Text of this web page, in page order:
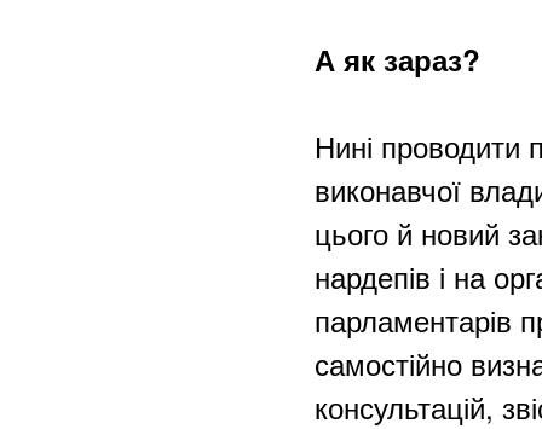
А як зараз?
Нині проводити
виконавчої
цього й новий
нардепів і на
парламентарів
самостійно
консультацій,